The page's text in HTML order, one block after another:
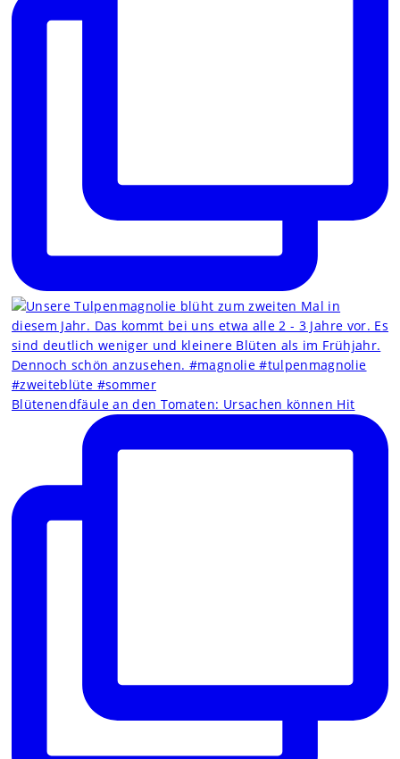
Blütenendfäule an den Tomaten: Ursachen können Hit